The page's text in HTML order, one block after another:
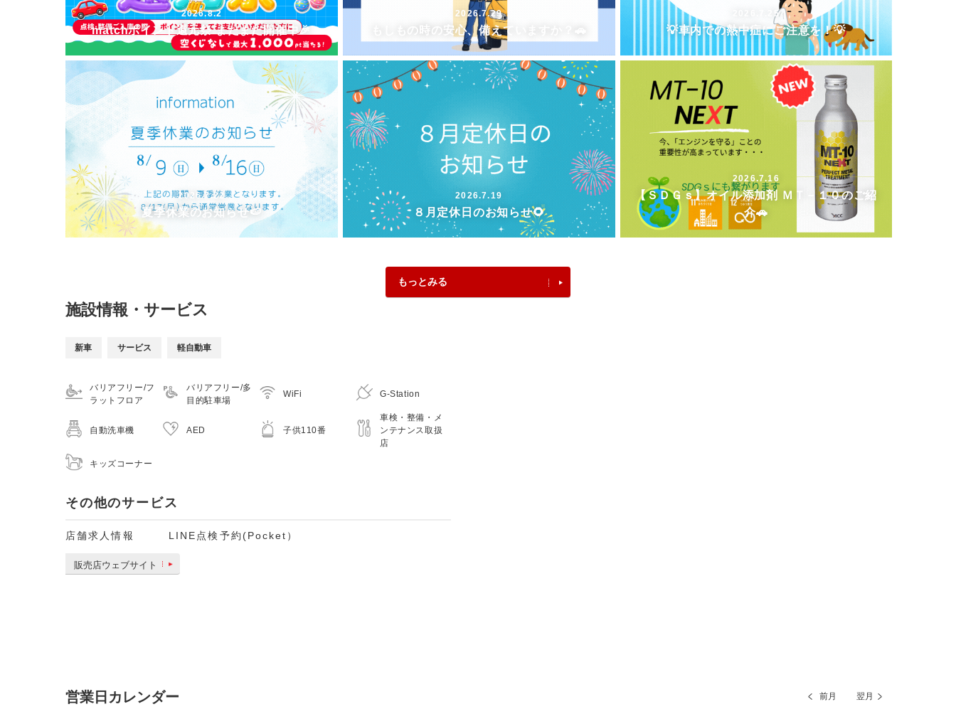
2026.8.2
matchポイント還元祭 まだまだ開催中🎉
2026.7.29
もしもの時の安心、備えていますか？🚗
2026.7.25
💡車内での熱中症にご注意を！💡
2026.7.22
夏季休業のお知らせ🍉
2026.7.19
８月定休日のお知らせ🌻
2026.7.16
【ＳＤＧｓ】オイル添加剤 ＭＴ－１０のご紹
介🚗
もっとみる
施設情報・サービス
新車 サービス 軽自動車
バリアフリー/フ
ラットフロア
バリアフリー/多
目的駐車場
WiFi G-Station
自動洗車機 AED 子供110番
車検・整備・メ
ンテナンス取扱
店
キッズコーナー
その他のサービス
店舗求人情報 LINE点検予約(Pocket）
販売店ウェブサイト
営業日カレンダー 前月 翌月